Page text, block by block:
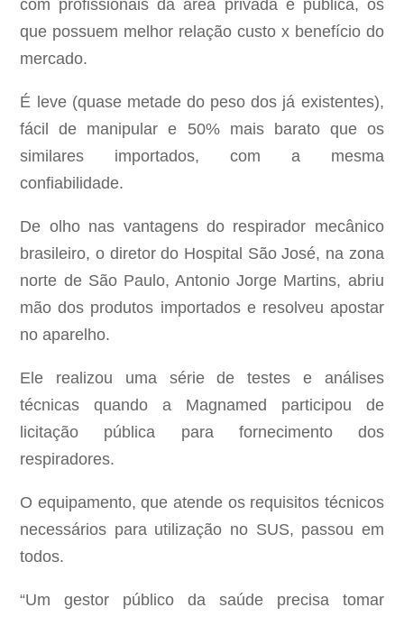
com profissionais da área privada e pública, os
que possuem melhor relação custo x benefício do
mercado.
É leve (quase metade do peso dos já existentes),
fácil de manipular e 50% mais barato que os
similares importados, com a mesma
confiabilidade.
De olho nas vantagens do respirador mecânico
brasileiro, o diretor do Hospital São José, na zona
norte de São Paulo, Antonio Jorge Martins, abriu
mão dos produtos importados e resolveu apostar
no aparelho.
Ele realizou uma série de testes e análises
técnicas quando a Magnamed participou de
licitação pública para fornecimento dos
respiradores.
O equipamento, que atende os requisitos técnicos
necessários para utilização no SUS, passou em
todos.
“Um gestor público da saúde precisa tomar